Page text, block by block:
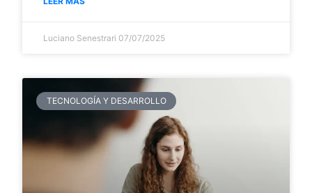
Luciano Senestrari 07/07/2025
TECNOLOGÍA Y DESARROLLO